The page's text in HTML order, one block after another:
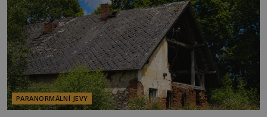
PARANORMÁLNÍ JEVY